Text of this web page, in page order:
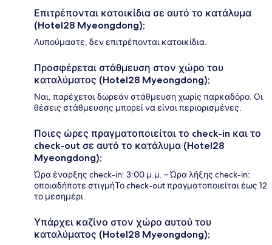
Επιτρέπονται κατοικίδια σε αυτό το κατάλυμα
(Hotel28 Myeongdong);
Λυπούμαστε, δεν επιτρέπονται κατοικίδια.
Προσφέρεται στάθμευση στον χώρο του
καταλύματος (Hotel28 Myeongdong);
Ναι, παρέχεται δωρεάν στάθμευση χωρίς παρκαδόρο. Οι
θέσεις στάθμευσης μπορεί να είναι περιορισμένες.
Ποιες ώρες πραγματοποιείται το check-in και το
check-out σε αυτό το κατάλυμα (Hotel28
Myeongdong);
Ώρα έναρξης check-in: 3:00 μ.μ. – Ώρα λήξης check-in:
οποιαδήποτε στιγμήΤο check-out πραγματοποιείται έως 12
το μεσημέρι.
Υπάρχει καζίνο στον χώρο αυτού του
καταλύματος (Hotel28 Myeongdong);